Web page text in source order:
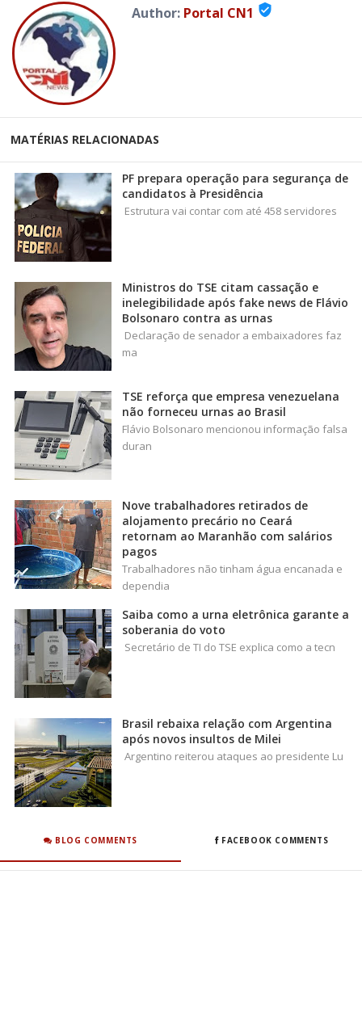
Author: Portal CN1 verified_user
MATÉRIAS RELACIONADAS
PF prepara operação para segurança de
candidatos à Presidência
Estrutura vai contar com até 458 servidores
Ministros do TSE citam cassação e
inelegibilidade após fake news de Flávio
Bolsonaro contra as urnas
Declaração de senador a embaixadores faz
ma
TSE reforça que empresa venezuelana
não forneceu urnas ao Brasil
Flávio Bolsonaro mencionou informação falsa
duran
Nove trabalhadores retirados de
alojamento precário no Ceará
retornam ao Maranhão com salários
pagos
Trabalhadores não tinham água encanada e
dependia
Saiba como a urna eletrônica garante a
soberania do voto
Secretário de TI do TSE explica como a tecn
Brasil rebaixa relação com Argentina
após novos insultos de Milei
Argentino reiterou ataques ao presidente Lu
BLOG COMMENTS FACEBOOK COMMENTS